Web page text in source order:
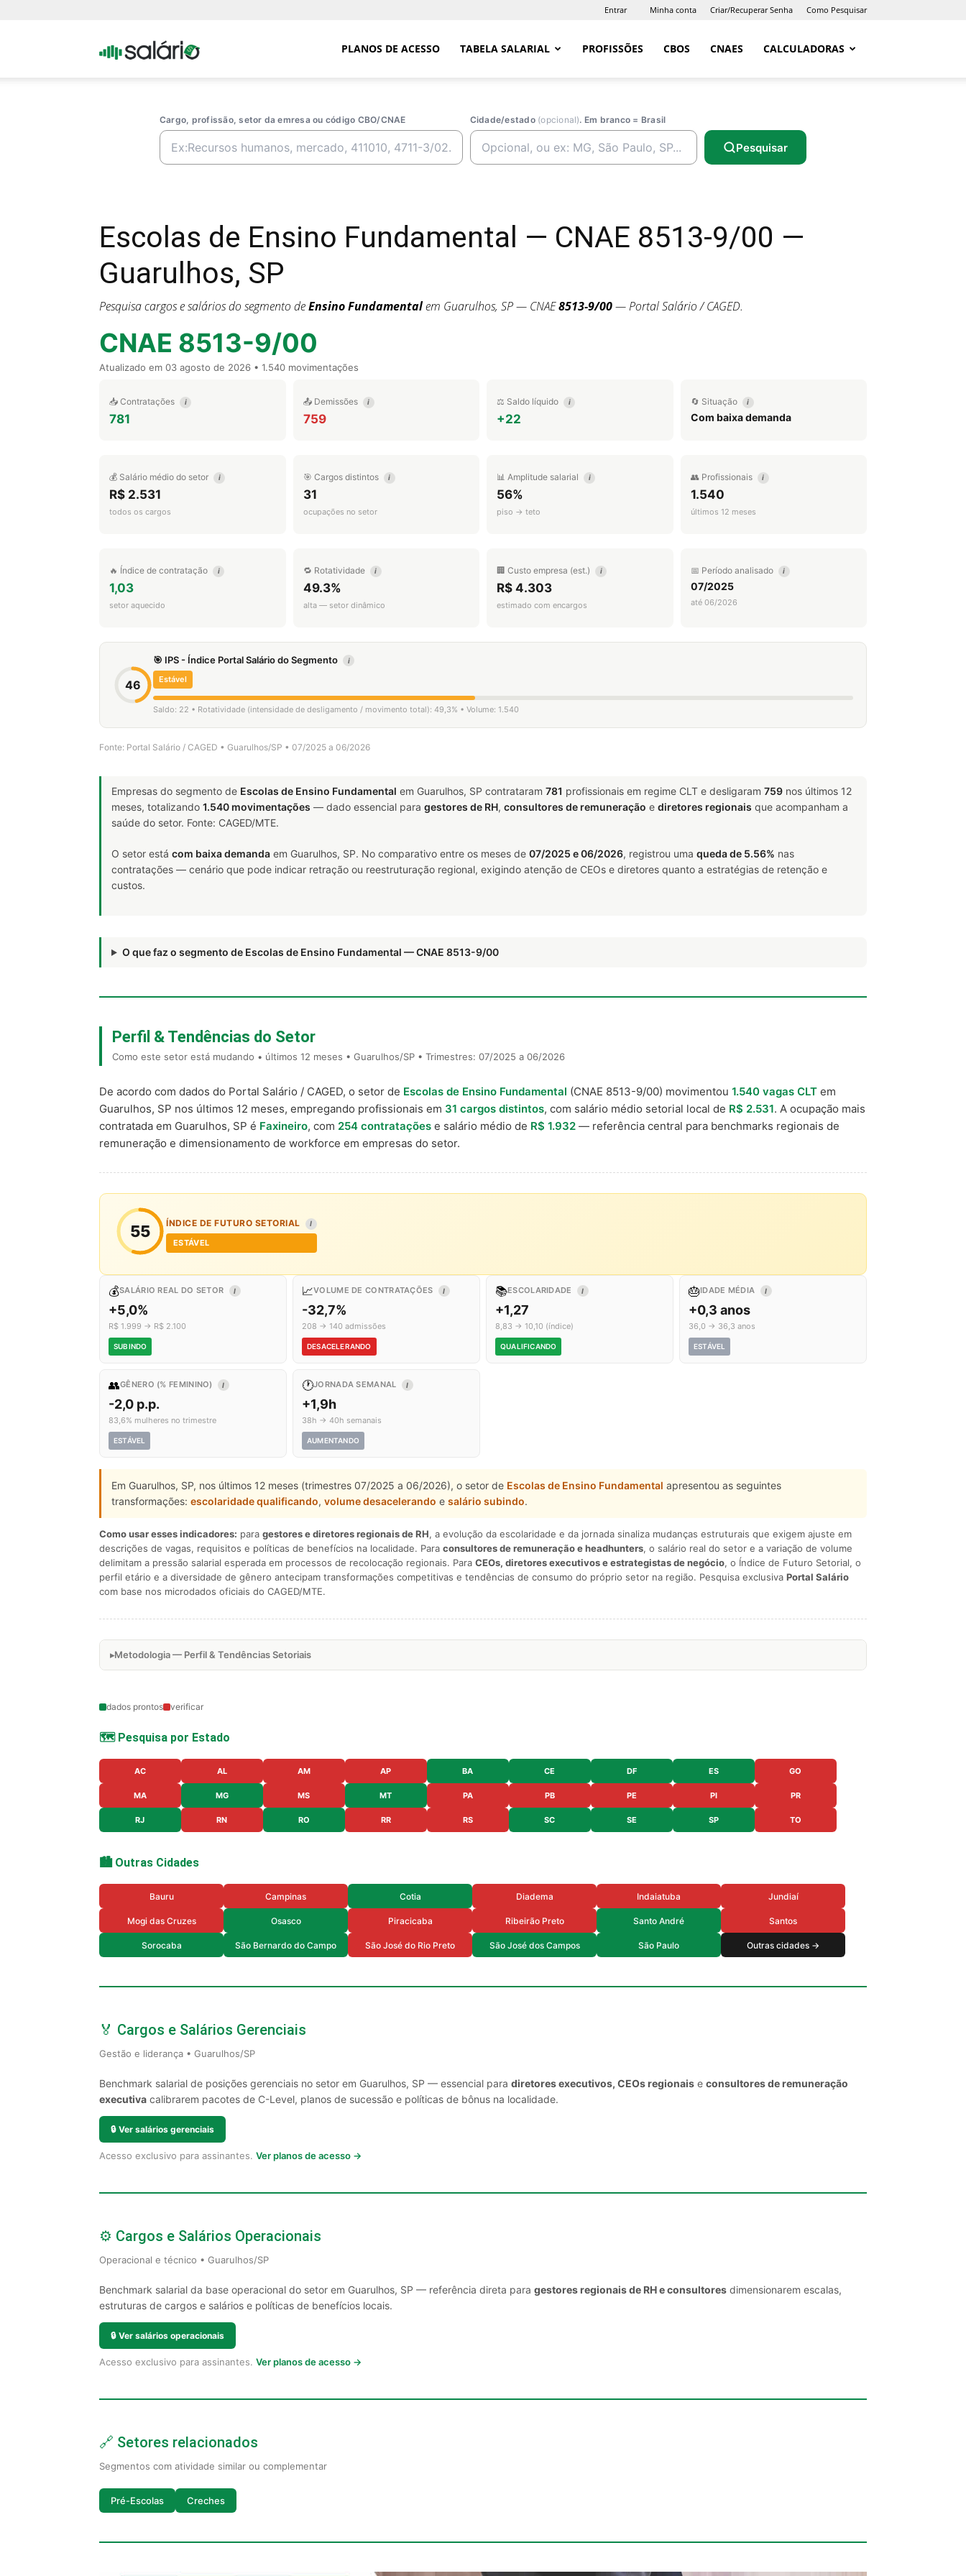
Entrar Minha conta Criar/Recuperar Senha Como Pesquisar
Portal PLANOS DE ACESSO TABELA SALARIAL PROFISSÕES CBOS CNAES CALCULADORAS
Cargo, profissão, setor da emresa ou código CBO/CNAE Cidade/estado (opcional). Em branco = Brasil
Pesquisar
Escolas de Ensino Fundamental — CNAE 8513-9/00 —
Guarulhos, SP
Pesquisa cargos e salários do segmento deEnsino Fundamentalem Guarulhos, SP — CNAE8513-9/00— Portal Salário / CAGED.
CNAE 8513-9/00
Atualizado em 03 agosto de 2026 • 1.540 movimentações
📥 Contratações i
781
📤 Demissões i
759
⚖️ Saldo líquido i
+22
🔄 Situação i
Com baixa demanda
💰 Salário médio do setor i
R$ 2.531
todos os cargos
🎯 Cargos distintos i
31
ocupações no setor
📊 Amplitude salarial i
56%
piso → teto
👥 Profissionais i
1.540
últimos 12 meses
🔥 Índice de contratação i
1,03
setor aquecido
🔁 Rotatividade i
49.3%
alta — setor dinâmico
🏢 Custo empresa (est.) i
R$ 4.303
estimado com encargos
📅 Período analisado i
07/2025
até 06/2026
46
🎯 IPS - Índice Portal Salário do Segmento i
Estável
Saldo: 22 • Rotatividade (intensidade de desligamento / movimento total): 49,3% • Volume: 1.540
Fonte: Portal Salário / CAGED • Guarulhos/SP • 07/2025 a 06/2026
Empresas do segmento de Escolas de Ensino Fundamental em Guarulhos, SP contrataram 781 profissionais em regime CLT e desligaram 759 nos últimos 12
meses, totalizando 1.540 movimentações — dado essencial para gestores de RH, consultores de remuneração e diretores regionais que acompanham a
saúde do setor. Fonte: CAGED/MTE.
O setor está com baixa demanda em Guarulhos, SP. No comparativo entre os meses de 07/2025 e 06/2026, registrou uma queda de 5.56% nas
contratações — cenário que pode indicar retração ou reestruturação regional, exigindo atenção de CEOs e diretores quanto a estratégias de retenção e
custos.
O que faz o segmento de Escolas de Ensino Fundamental — CNAE 8513-9/00
Perfil & Tendências do Setor
Como este setor está mudando • últimos 12 meses • Guarulhos/SP • Trimestres: 07/2025 a 06/2026
De acordo com dados do Portal Salário / CAGED, o setor de Escolas de Ensino Fundamental (CNAE 8513-9/00) movimentou 1.540 vagas CLT em
Guarulhos, SP nos últimos 12 meses, empregando profissionais em 31 cargos distintos, com salário médio setorial local de R$ 2.531. A ocupação mais
contratada em Guarulhos, SP é Faxineiro, com 254 contratações e salário médio de R$ 1.932 — referência central para benchmarks regionais de
remuneração e dimensionamento de workforce em empresas do setor.
55 ÍNDICE DE FUTURO SETORIAL I
ESTÁVEL
💰SALÁRIO REAL DO SETOR I
+5,0%
R$ 1.999 → R$ 2.100
SUBINDO
📈VOLUME DE CONTRATAÇÕES I
-32,7%
208 → 140 admissões
DESACELERANDO
📚ESCOLARIDADE I
+1,27
8,83 → 10,10 (índice)
QUALIFICANDO
🎂IDADE MÉDIA I
+0,3 anos
36,0 → 36,3 anos
ESTÁVEL
👥GÊNERO (% FEMININO) I
-2,0 p.p.
83,6% mulheres no trimestre
ESTÁVEL
🕐JORNADA SEMANAL I
+1,9h
38h → 40h semanais
AUMENTANDO
Em Guarulhos, SP, nos últimos 12 meses (trimestres 07/2025 a 06/2026), o setor de Escolas de Ensino Fundamental apresentou as seguintes
transformações: escolaridade qualificando, volume desacelerando e salário subindo.
Como usar esses indicadores: para gestores e diretores regionais de RH, a evolução da escolaridade e da jornada sinaliza mudanças estruturais que exigem ajuste em
descrições de vagas, requisitos e políticas de benefícios na localidade. Para consultores de remuneração e headhunters, o salário real do setor e a variação de volume
delimitam a pressão salarial esperada em processos de recolocação regionais. Para CEOs, diretores executivos e estrategistas de negócio, o Índice de Futuro Setorial, o
perfil etário e a diversidade de gênero antecipam transformações competitivas e tendências de consumo do próprio setor na região. Pesquisa exclusiva Portal Salário
com base nos microdados oficiais do CAGED/MTE.
Metodologia — Perfil & Tendências Setoriais
dados prontos verificar
🗺️ Pesquisa por Estado
AC AL AM AP BA CE DF ES GO
MA MG MS MT PA PB PE PI PR
RJ RN RO RR RS SC SE SP TO
🏙️ Outras Cidades
Bauru Campinas Cotia Diadema Indaiatuba Jundiaí
Mogi das Cruzes Osasco Piracicaba Ribeirão Preto Santo André Santos
Sorocaba São Bernardo do Campo São José do Rio Preto São José dos Campos São Paulo Outras cidades →
🏅 Cargos e Salários Gerenciais
Gestão e liderança • Guarulhos/SP
Benchmark salarial de posições gerenciais no setor em Guarulhos, SP — essencial para diretores executivos, CEOs regionais e consultores de remuneração
executiva calibrarem pacotes de C-Level, planos de sucessão e políticas de bônus na localidade.
🔒 Ver salários gerenciais
Acesso exclusivo para assinantes. Ver planos de acesso →
⚙️ Cargos e Salários Operacionais
Operacional e técnico • Guarulhos/SP
Benchmark salarial da base operacional do setor em Guarulhos, SP — referência direta para gestores regionais de RH e consultores dimensionarem escalas,
estruturas de cargos e salários e políticas de benefícios locais.
🔒 Ver salários operacionais
Acesso exclusivo para assinantes. Ver planos de acesso →
🔗 Setores relacionados
Segmentos com atividade similar ou complementar
Pré-Escolas Creches